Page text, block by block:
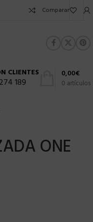
Comparar
CLIENTES
189 0 artículos
0,00€
ONE